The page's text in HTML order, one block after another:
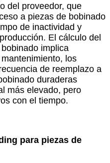
del proveedor, que
a piezas de bobinado
de inactividad y
El cálculo del
implica
los
de reemplazo a
duraderas
más elevado, pero
con el tiempo.
para piezas de